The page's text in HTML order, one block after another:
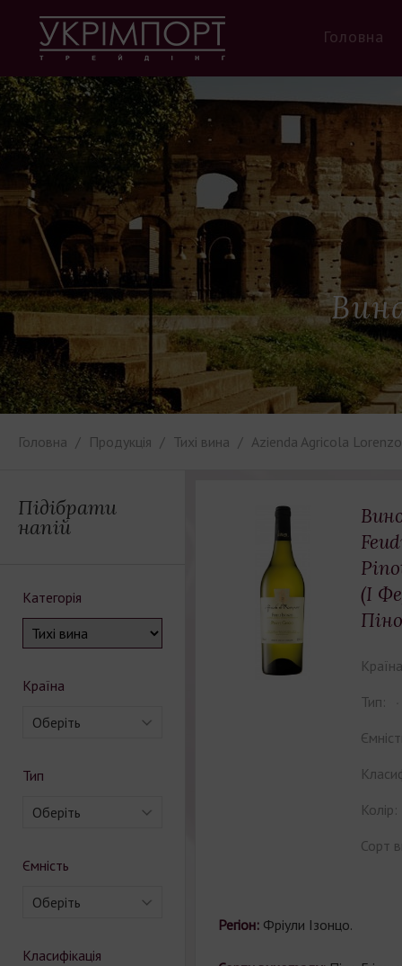
Головна
Головна Продукція Тихі вина Azienda Agricola
Підібрати
напій
Категорія
Країна
Оберіть
Тип
Оберіть
Ємність
Оберіть
Класифікація
(І
Тип:
Колір:
Сорт
Регіон: Фріули Ізонцо.